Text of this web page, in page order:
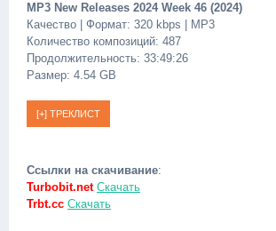
MP3 New Releases 2024 Week 46 (2024)
Качество | Формат: 320 kbps | MP3
Количество композиций: 487
Продолжительность: 33:49:26
Размер: 4.54 GB
Ссылки на скачивание:
Turbobit.net Скачать
Trbt.cc Скачать